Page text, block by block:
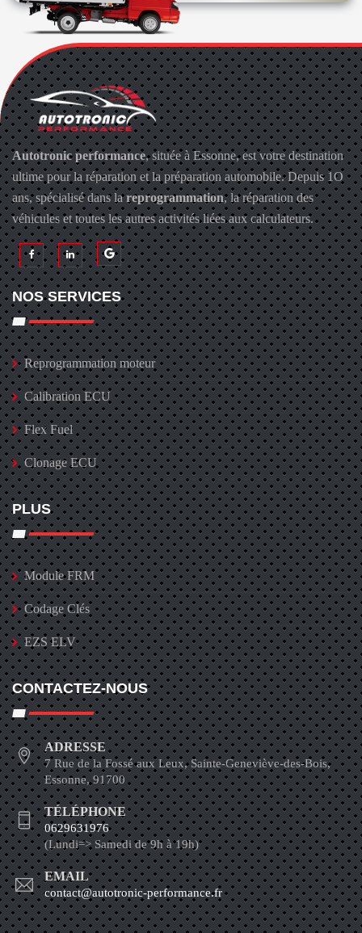
Autotronic performance, située à Essonne, est votre destination
ultime pour la réparation et la préparation automobile. Depuis 1O
ans, spécialisé dans lareprogrammation, la réparation des
véhicules et toutes les autres activités liées aux calculateurs.
NOS SERVICES
Reprogrammation moteur
Calibration ECU
Flex Fuel
Clonage ECU
PLUS
Module FRM
Codage Clés
EZS ELV
CONTACTEZ-NOUS
ADRESSE
7 Rue de la Fossé aux Leux, Sainte-Geneviève-des-Bois,
Essonne, 91700
TÉLÉPHONE
0629631976
(Lundi=> Samedi de 9h à 19h)
EMAIL
contact@autotronic-performance.fr